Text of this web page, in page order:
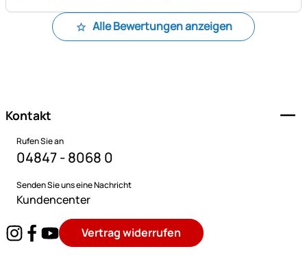
Alle Bewertungen anzeigen
Kontakt
Rufen Sie an
04847 - 8068 0
Senden Sie uns eine Nachricht
Kundencenter
Vertrag widerrufen